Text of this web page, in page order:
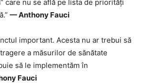
care nu se află pe lista de priorități
— Anthony Fauci
important. Acesta nu ar trebui să
a măsurilor de sănătate
să le implementăm în
Fauci